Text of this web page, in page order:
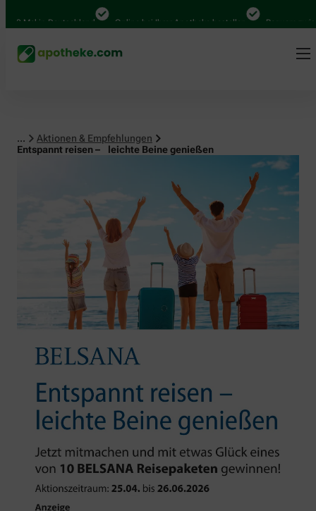
in Deutschland Online bei Ihrer Apotheke bestellen Bequem zwischen
...
Aktionen & Empfehlungen
Entspannt reisen – leichte Beine genießen